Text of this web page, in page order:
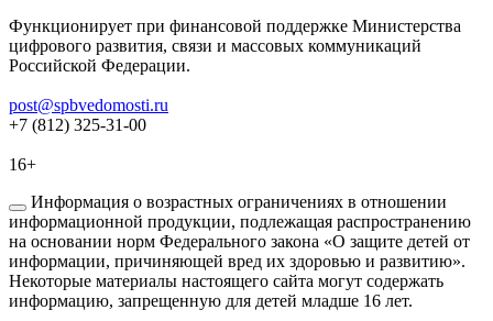
Функционирует при финансовой поддержке Министерства
цифрового развития, связи и массовых коммуникаций
Российской Федерации.
post@spbvedomosti.ru
+7 (812) 325-31-00
16+
Информация о возрастных ограничениях в отношении
информационной продукции, подлежащая распространению
на основании норм Федерального закона «О защите детей от
информации, причиняющей вред их здоровью и развитию».
Некоторые материалы настоящего сайта могут содержать
информацию, запрещенную для детей младше 16 лет.